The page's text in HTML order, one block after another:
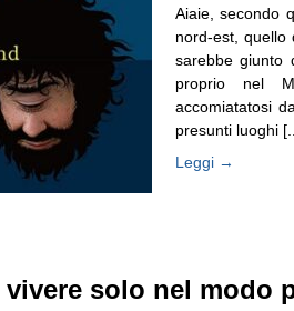
Aiaie, secondo
nord-est, quello
sarebbe giunto
proprio nel
accomiatatosi
presunti luoghi
Leggi →
solo nel modo